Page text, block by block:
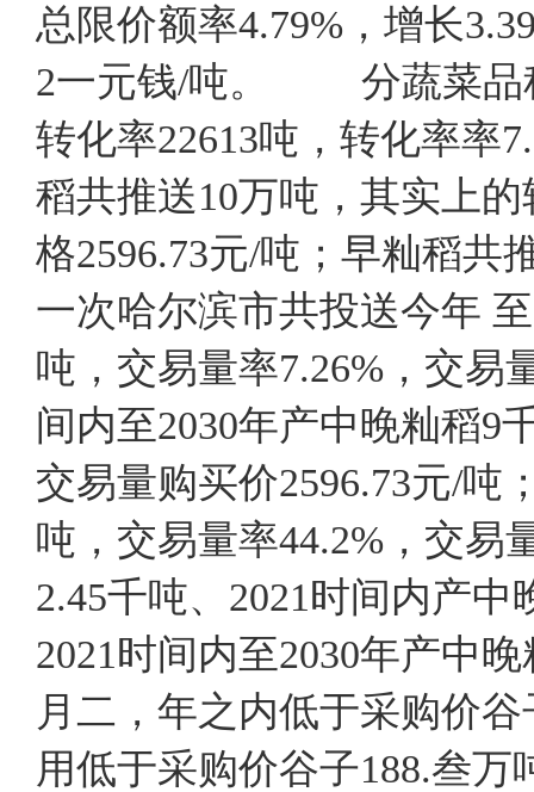
总限价额率4.79%，增长
2一元钱/吨。 分蔬菜品
转化率22613吨，转化率率
稻共推送10万吨，其实上
格2596.73元/吨；早籼稻
一次哈尔滨市共投送今年
吨，交易量率7.26%，交易
间内至2030年产中晚籼稻9
交易量购买价2596.73元/吨
吨，交易量率44.2%，交易
2.45千吨、2021时间内产
2021时间内至2030年产
月二，年之内低于采购价
用低于采购价谷子188.叁万